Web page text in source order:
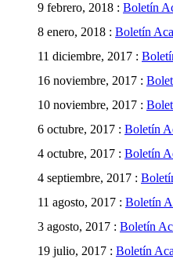
9 febrero, 2018 : Boletín
8 enero, 2018 : Boletín
11 diciembre, 2017 :
16 noviembre, 2017 :
10 noviembre, 2017 :
6 octubre, 2017 : Boletín
4 octubre, 2017 : Boletín
4 septiembre, 2017 :
11 agosto, 2017 : Boletín
3 agosto, 2017 : Boletín
19 julio, 2017 : Boletín